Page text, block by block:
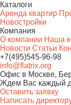
Каталоги
Аренда квартир
Новостройки
Компания
О компании Наша
Новости Статьи
+7(495)545-96-98
info@flatrix.org
Офис в Москве,
Ждем Вас каждый
Оставить заявку
Написать